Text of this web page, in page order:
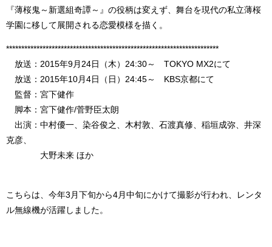
『薄桜鬼～新選組奇譚～』の役柄は変えず、舞台を現代の私立薄桜
学園に移して展開される恋愛模様を描く。
**********************************************************************
放送：2015年9月24日（木）24:30～ TOKYO MX2にて
放送：2015年10月4日（日）24:45～ KBS京都にて
監督：宮下健作
脚本：宮下健作/菅野臣太朗
出演：中村優一、染谷俊之、木村敦、石渡真修、稲垣成弥、井深
克彦、
大野未来 ほか
こちらは、今年3月下旬から4月中旬にかけて撮影が行われ、レンタ
ル無線機が活躍しました。